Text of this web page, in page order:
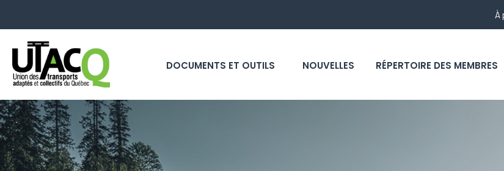
À
DOCUMENTS ET OUTILS NOUVELLES RÉPERTOIRE DES MEMBRES